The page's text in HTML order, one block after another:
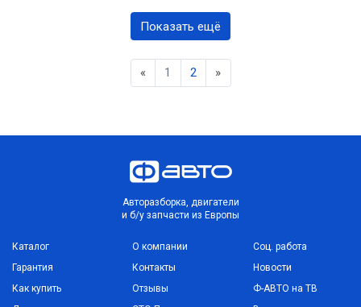
Показать ещё
«Previous
1 2 »Next
Авторазборка, двигатели
и б/у запчасти из Европы
Каталог
Гарантия
Как купить
О компании
Контакты
Отзывы
Соц. работа
Новости
Ф-АВТО на ТВ